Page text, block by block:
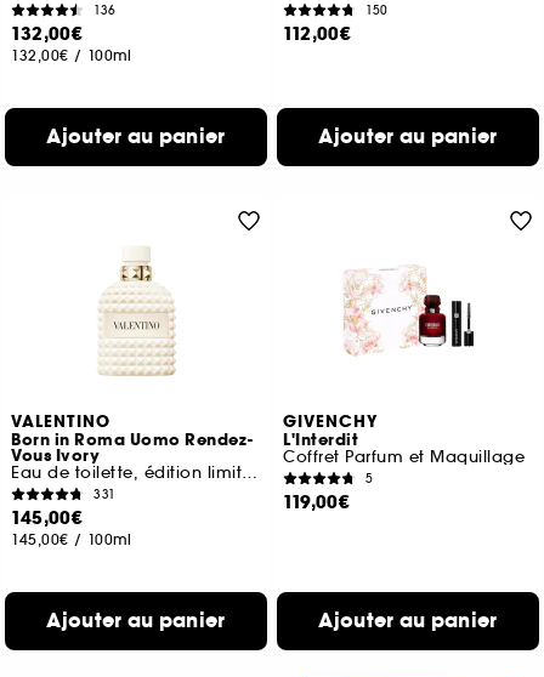
136
132,00€
132,00€ / 100ml
Ajouter au panier
150
112,00€
Ajouter au panier
VALENTINO
Born in Roma Uomo Rendez-
Vous Ivory
Eau de toilette, édition limitée
331
145,00€
145,00€ / 100ml
Ajouter au panier
GIVENCHY
L'Interdit
Coffret Parfum et Maquillage
5
119,00€
Ajouter au panier